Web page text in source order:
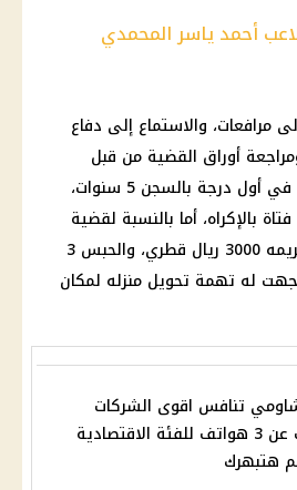
أحمد ياسر المحمدي
مرافعات، والاستماع إلى دفاع
أوراق القضية من قبل
، تم الحكم عليه في أول درجة بالسجن 5 سنوات،
فتاة بالإكراه، أما بالنسبة لقضية
ريال
قطري، والحبس 3
له تهمة تحويل منزله لمكان
تنافس اقوى الشركات
وتكشف عن 3 هواتف للفئة الاقتصادية
هتبهرك